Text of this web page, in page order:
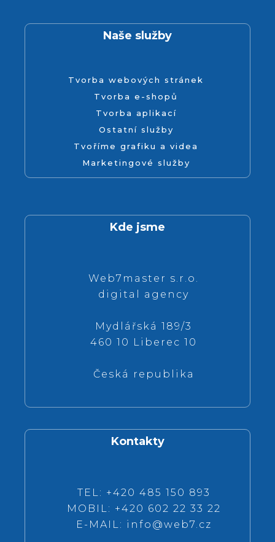
Naše služby
Tvorba webových stránek
Tvorba e-shopů
Tvorba aplikací
Ostatní služby
Tvoříme grafiku a videa
Marketingové služby
Kde jsme
Web7master s.r.o.
digital agency
Mydlářská 189/3
460 10 Liberec 10
Česká republika
Kontakty
TEL: +420 485 150 893
MOBIL: +420 602 22 33 22
E-MAIL: info@web7.cz